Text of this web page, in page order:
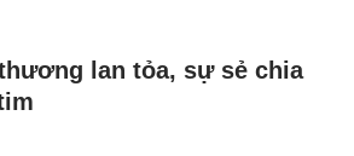
lan tỏa, sự sẻ chia